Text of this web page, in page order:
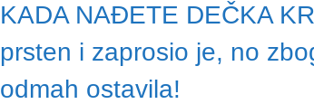
KADA NAĐETE DEČKA
prsten i zaprosio je, no
odmah ostavila!